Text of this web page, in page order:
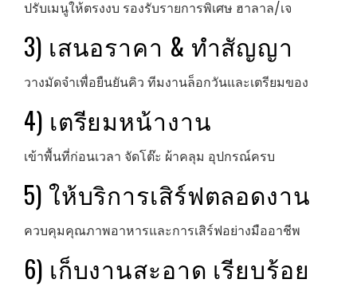
ปรับเมนูให้ตรงงบ รองรับรายการพิเศษ ฮาลาล/เจ
3) เสนอราคา & ทำสัญญา
วางมัดจำเพื่อยืนยันคิว ทีมงานล็อกวันและเตรียมของ
4) เตรียมหน้างาน
เข้าพื้นที่ก่อนเวลา จัดโต๊ะ ผ้าคลุม อุปกรณ์ครบ
5) ให้บริการเสิร์ฟตลอดงาน
ควบคุมคุณภาพอาหารและการเสิร์ฟอย่างมืออาชีพ
6) เก็บงานสะอาด เรียบร้อย